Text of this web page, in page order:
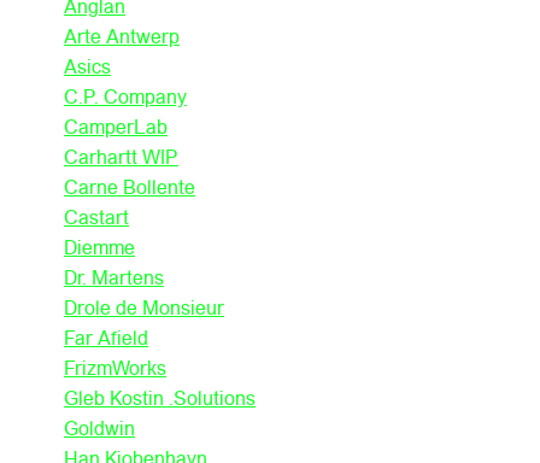
Anglan
Arte Antwerp
Asics
C.P. Company
CamperLab
Carhartt WIP
Carne Bollente
Castart
Diemme
Dr. Martens
Drole de Monsieur
Far Afield
FrizmWorks
Gleb Kostin .Solutions
Goldwin